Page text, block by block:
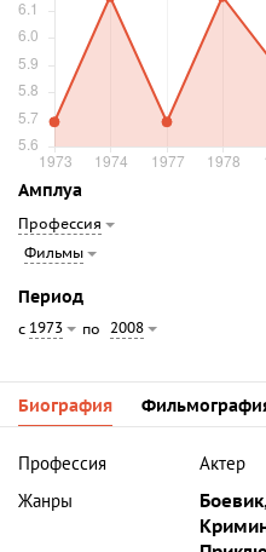
Амплуа
Профессия
Фильмы
Период
с 1973 по 2008
Биография
Профессия
Актер
Жанры
Боевик